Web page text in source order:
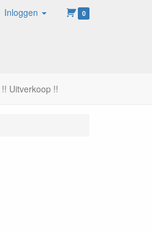
Inloggen 0
!! Uitverkoop !!